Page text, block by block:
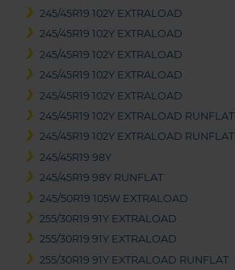
245/45R19 102Y EXTRALOAD
245/45R19 102Y EXTRALOAD
245/45R19 102Y EXTRALOAD
245/45R19 102Y EXTRALOAD
245/45R19 102Y EXTRALOAD
245/45R19 102Y EXTRALOAD RUNFLAT
245/45R19 102Y EXTRALOAD RUNFLAT
245/45R19 98Y
245/45R19 98Y RUNFLAT
245/50R19 105W EXTRALOAD
255/30R19 91Y EXTRALOAD
255/30R19 91Y EXTRALOAD
255/30R19 91Y EXTRALOAD RUNFLAT